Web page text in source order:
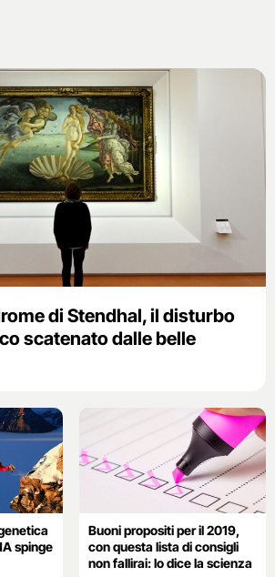
di Stendhal, il disturbo
scatenato dalle belle
spinge
Buoni propositi per il 2019,
con questa lista di consigli
non fallirai: lo dice la scienza